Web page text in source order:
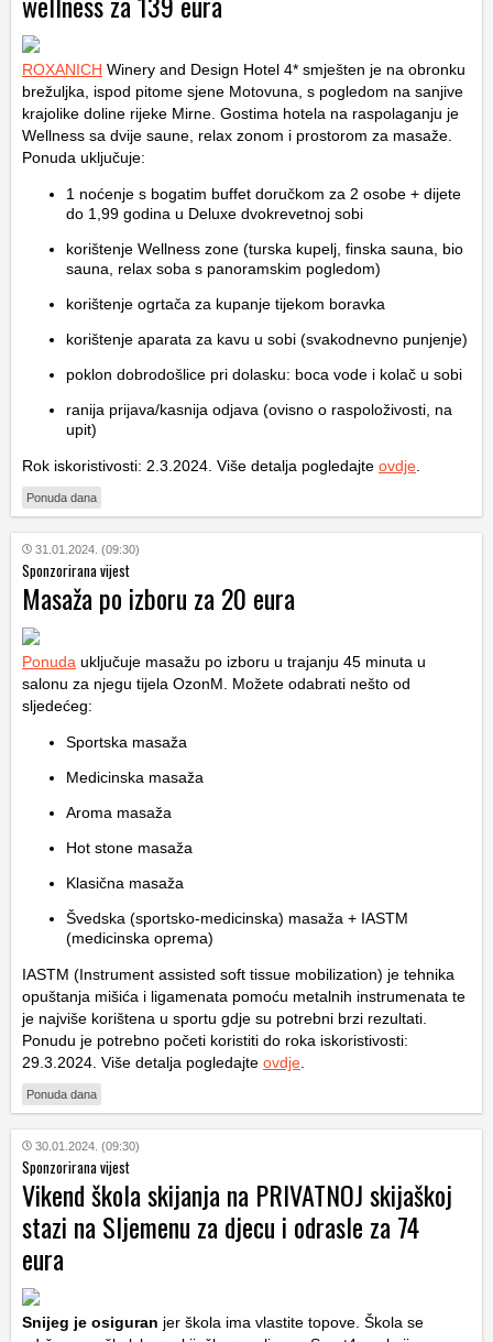
ROXANICH Winery and Design Hotel 4* smješten je na obronku
brežuljka, ispod pitome sjene Motovuna, s pogledom na sanjive
krajolike doline rijeke Mirne. Gostima hotela na raspolaganju je
Wellness sa dvije saune, relax zonom i prostorom za masaže.
Ponuda uključuje:
1 noćenje s bogatim buffet doručkom za 2 osobe + dijete
do 1,99 godina u Deluxe dvokrevetnoj sobi
korištenje Wellness zone (turska kupelj, finska sauna, bio
sauna, relax soba s panoramskim pogledom)
korištenje ogrtača za kupanje tijekom boravka
korištenje aparata za kavu u sobi (svakodnevno punjenje)
poklon dobrodošlice pri dolasku: boca vode i kolač u sobi
ranija prijava/kasnija odjava (ovisno o raspoloživosti, na
upit)
Rok iskoristivosti: 2.3.2024. Više detalja pogledajte ovdje
Ponuda dana
31.01.2024. (09:30)
Sponzorirana vijest
Masaža po izboru za 20 eura
Ponuda uključuje masažu po izboru u trajanju 45 minuta u
salonu za njegu tijela OzonM. Možete odabrati nešto od
sljedećeg:
Sportska masaža
Medicinska masaža
Aroma masaža
Hot stone masaža
Klasična masaža
Švedska (sportsko-medicinska) masaža + IASTM
(medicinska oprema)
IASTM (Instrument assisted soft tissue mobilization) je tehnika
opuštanja mišića i ligamenata pomoću metalnih instrumenata te
je najviše korištena u sportu gdje su potrebni brzi rezultati.
Ponudu je potrebno početi koristiti do roka iskoristivosti:
29.3.2024. Više detalja pogledajte ovdje
Ponuda dana
30.01.2024. (09:30)
Sponzorirana vijest
Vikend škola skijanja na PRIVATNOJ skijaškoj
stazi na Sljemenu za djecu i odrasle za 74
eura
Snijeg je osiguran jer škola ima vlastite topove. Škola se